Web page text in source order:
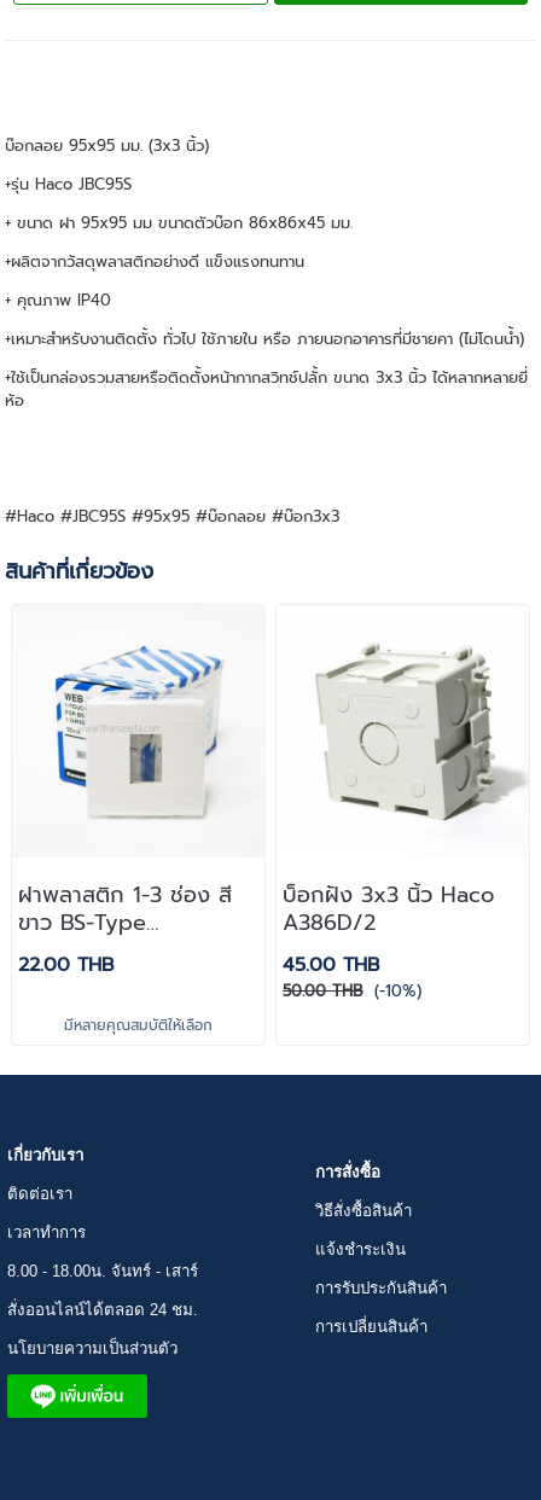
บ๊อกลอย 95x95 มม. (3x3 นิ้ว)
+รุ่น Haco JBC95S
+ ขนาด ฝา 95x95 มม ขนาดตัวบ๊อก 86x86x45 มม.
+ผลิตจากวัสดุพลาสติกอย่างดี แข็งแรงทนทาน
+ คุณภาพ IP40
+เหมาะสำหรับงานติดตั้ง ทั่วไป ใช้ภายใน หรือ ภายนอกอาคารที่มีชายคา (ไม่โดนน้ำ)
+ใช้เป็นกล่องรวมสายหรือติดตั้งหน้ากากสวิทช์ปลั้ก ขนาด 3x3 นิ้ว ได้หลากหลายยี่
ห้อ
#Haco #JBC95S #95x95 #บ๊อกลอย #บ๊อก3x3
สินค้าที่เกี่ยวข้อง
ฝาพลาสติก 1-3 ช่อง สี
ขาว BS-Type
Panasonic
22.00 THB
มีหลายคุณสมบัติให้เลือก
บ็อกฝัง 3x3 นิ้ว Haco
A386D/2
45.00 THB
50.00 THB (-10%)
เกี่ยวกับเรา
ติดต่อเรา
เวลาทำการ
8.00 - 18.00น. จันทร์ - เสาร์
สั่งออนไลน์ได้ตลอด 24 ชม.
นโยบายความเป็นส่วนตัว
การสั่งซื้อ
วิธีสั่งซื้อสินค้า
แจ้งชำระเงิน
การรับประกันสินค้า
การเปลี่ยนสินค้า